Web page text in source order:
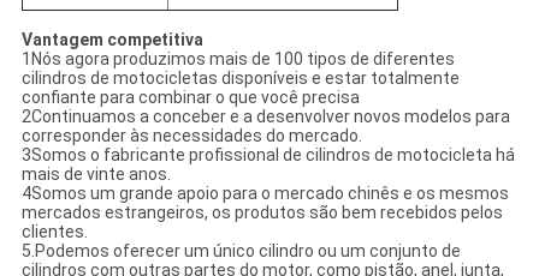
Vantagem competitiva
1Nós agora produzimos mais de 100 tipos de diferentes
cilindros de motocicletas disponíveis e estar totalmente
confiante para combinar o que você precisa
2Continuamos a conceber e a desenvolver novos modelos para
corresponder às necessidades do mercado.
3Somos o fabricante profissional de cilindros de motocicleta há
mais de vinte anos.
4Somos um grande apoio para o mercado chinês e os mesmos
mercados estrangeiros, os produtos são bem recebidos pelos
clientes.
5.Podemos oferecer um único cilindro ou um conjunto de
cilindros com outras partes do motor, como pistão, anel, junta,